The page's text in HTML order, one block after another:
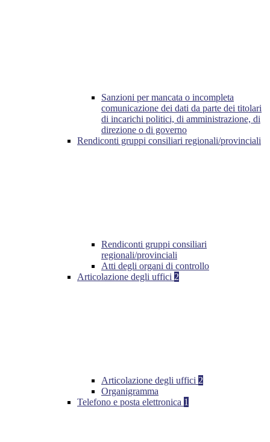
Sanzioni per mancata o incompleta
comunicazione dei dati da parte dei titolari
di incarichi politici, di amministrazione, di
direzione o di governo
Rendiconti gruppi consiliari regionali/provinciali
Rendiconti gruppi consiliari
regionali/provinciali
Atti degli organi di controllo
Articolazione degli uffici 2
Articolazione degli uffici 2
Organigramma
Telefono e posta elettronica 1